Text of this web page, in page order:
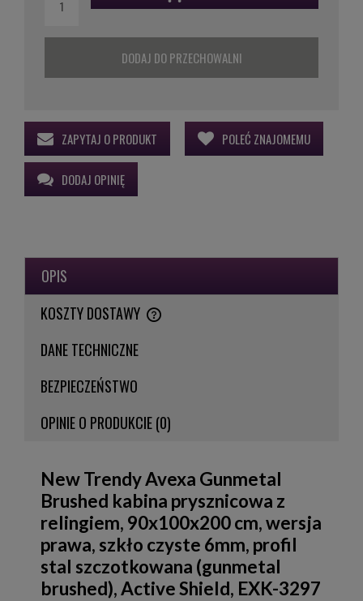
DODAJ DO PRZECHOWALNI
ZAPYTAJ O PRODUKT POLEĆ ZNAJOMEMU
DODAJ OPINIĘ
OPIS
KOSZTY DOSTAWY
CENA NIE ZAWIERA EWENTUALNYCH KOSZTÓW PŁATNOŚCI
DANE TECHNICZNE
BEZPIECZEŃSTWO
OPINIE O PRODUKCIE (0)
New Trendy Avexa Gunmetal
Brushed kabina prysznicowa z
relingiem, 90x100x200 cm, wersja
prawa, szkło czyste 6mm, profil
stal szczotkowana (gunmetal
brushed), Active Shield, EXK-3297